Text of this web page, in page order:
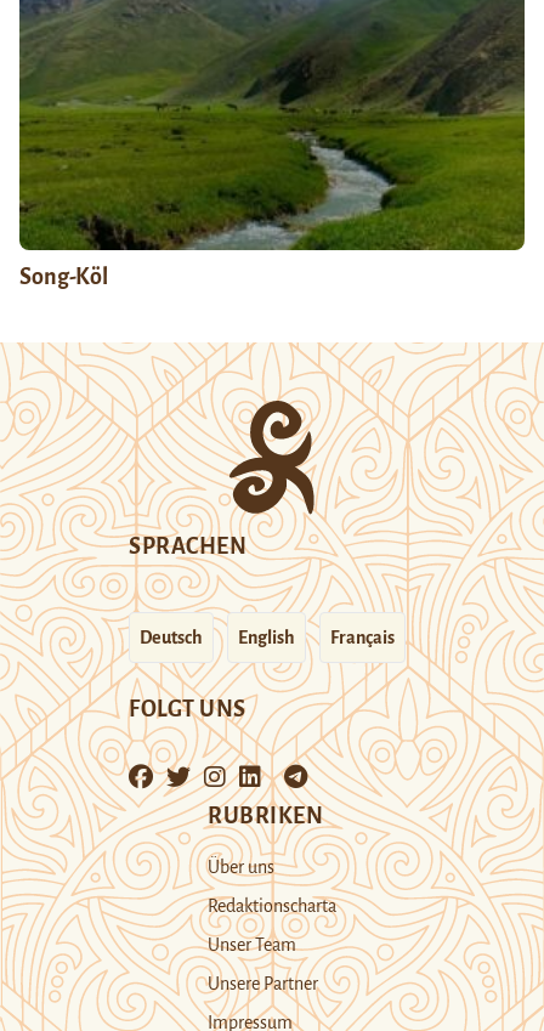
Song-Köl
SPRACHEN
Deutsch English Français
FOLGT UNS
RUBRIKEN
Über uns
Redaktionscharta
Unser Team
Unsere Partner
Impressum